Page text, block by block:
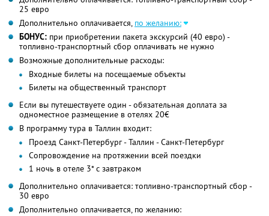
25 евро
Дополнительно оплачивается, по желанию:
БОНУС: при приобретении пакета экскурсий (40 евро) -
топливно-транспортный сбор оплачивать не нужно
Возможные дополнительные расходы:
Входные билеты на посещаемые объекты
Билеты на общественный транспорт
Если вы путешествуете один - обязательная доплата за
одноместное размещение в отелях 20€
В программу тура в Таллин входит:
Проезд Санкт-Петербург - Таллин - Санкт-Петербург
Сопровождение на протяжении всей поездки
1 ночь в отеле 3* с завтраком
Дополнительно оплачивается: топливно-транспортный сбор -
30 евро
Дополнительно оплачивается, по желанию: